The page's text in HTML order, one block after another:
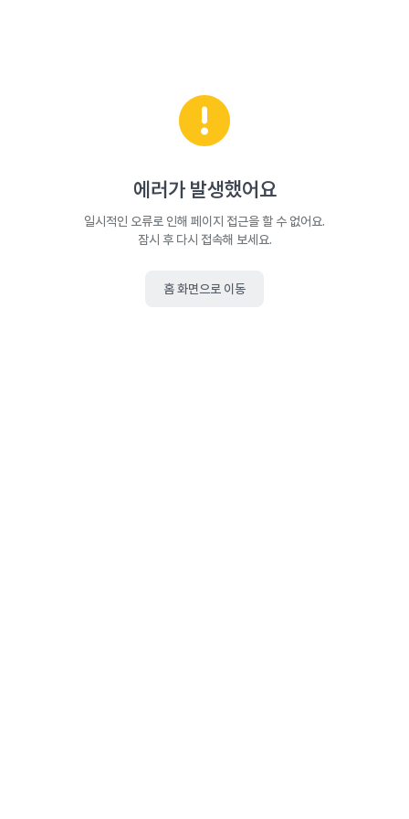
에러가 발생했어요
일시적인 오류로 인해 페이지 접근을 할 수 없어요.
잠시 후 다시 접속해 보세요.
홈 화면으로 이동